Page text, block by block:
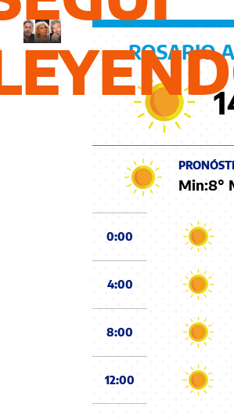
ROSARIO
Min:8°
0:00
4:00
8:00
12:00